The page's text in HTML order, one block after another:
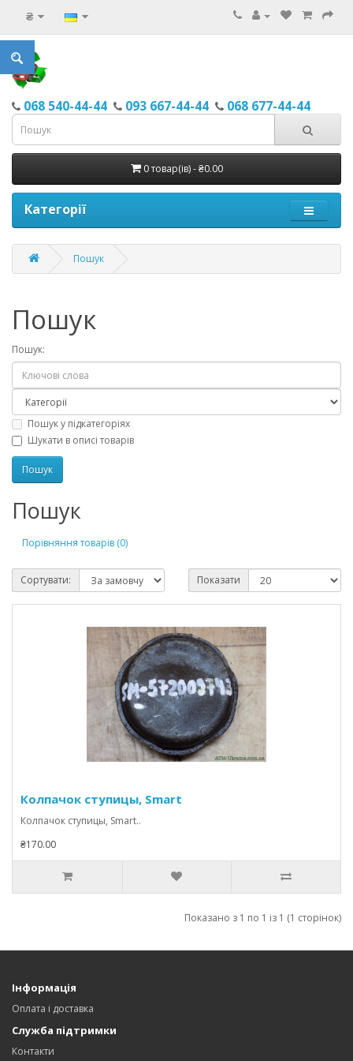
₴
068 540-44-44 093 667-44-44 068 677-44-44
0 товар(ів) - ₴0.00
Категорії
Пошук
Пошук
Пошук:
Пошук у підкатегоріях
Шукати в описі товарів
Пошук
Порівняння товарів (0)
Сортувати: Показати
Колпачок ступицы, Smart
Колпачок ступицы, Smart..
₴170.00
Показано з 1 по 1 із 1 (1 сторінок)
Інформація
Оплата і доставка
Служба підтримки
Контакти